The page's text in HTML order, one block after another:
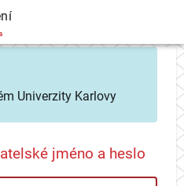
Univerzity Karlovy
jméno a heslo